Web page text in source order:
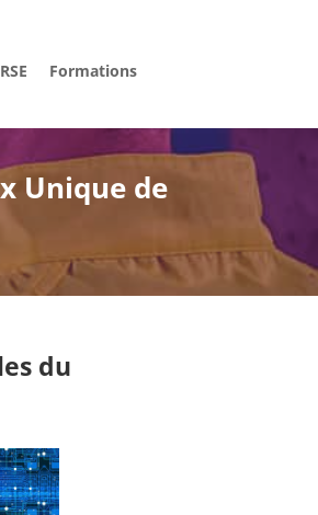
RSE Formations
Unique de
du